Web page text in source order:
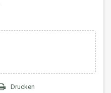
Drucken